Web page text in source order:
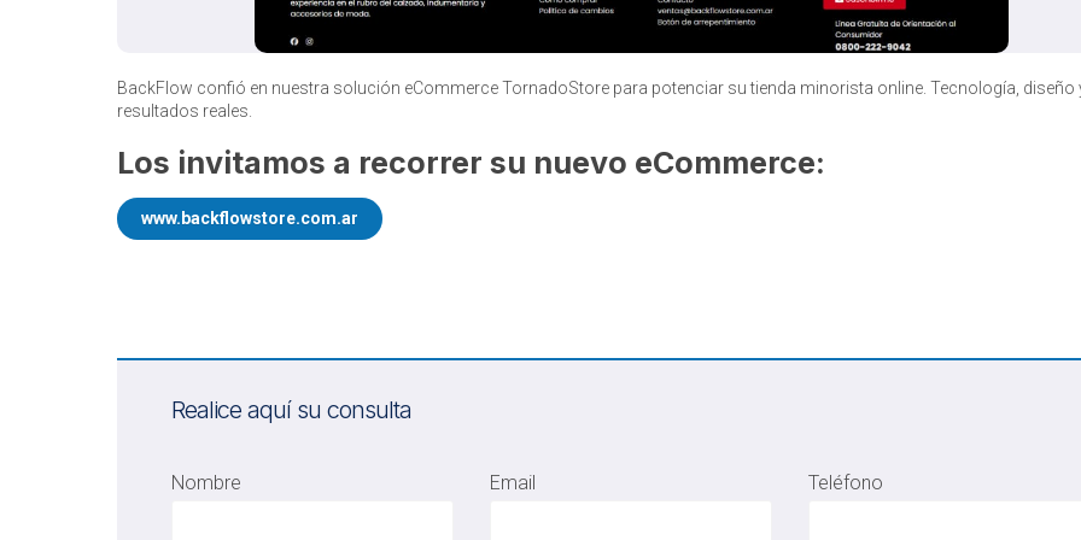
BackFlow confió en nuestra solución eCommerce TornadoStore para potenciar su tienda minorista online. Tecnología, diseño
resultados reales.
Los invitamos a recorrer su nuevo eCommerce:
www.backflowstore.com.ar
Realice aquí su consulta
Nombre Email Teléfono